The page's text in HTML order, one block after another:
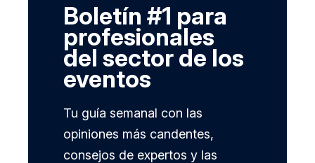
Boletín #1 para
profesionales
del sector de los
eventos
Tu guía semanal con las
opiniones más candentes,
consejos de expertos y las